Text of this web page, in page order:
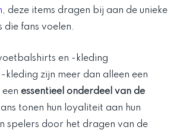
, deze items dragen bij aan de unieke
die fans voelen.
en -kleding
kleding zijn meer dan alleen een
essentieel onderdeel van de
tonen hun loyaliteit aan hun
spelers door het dragen van de